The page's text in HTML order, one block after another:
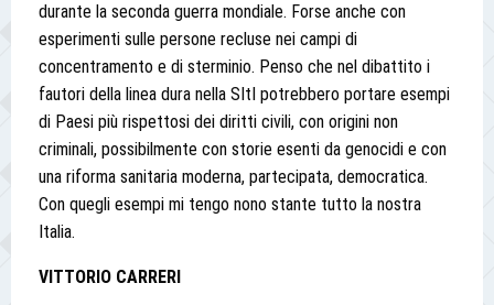
durante la seconda guerra mondiale. Forse anche con
esperimenti sulle persone recluse nei campi di
concentramento e di sterminio. Penso che nel dibattito i
fautori della linea dura nella SItI potrebbero portare esempi
di Paesi più rispettosi dei diritti civili, con origini non
criminali, possibilmente con storie esenti da genocidi e con
una riforma sanitaria moderna, partecipata, democratica.
Con quegli esempi mi tengo nono stante tutto la nostra
Italia.
VITTORIO CARRERI